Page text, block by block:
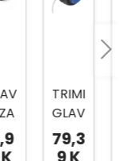
TRIMI
GLAV
T45X
79,3
GLAV
A ZA
TRIM
85,